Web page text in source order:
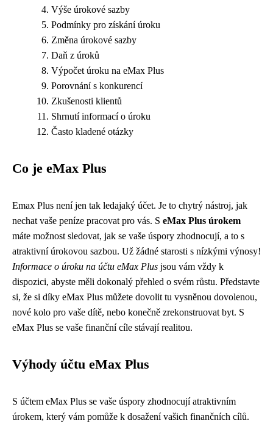
Výše úrokové sazby
Podmínky pro získání úroku
Změna úrokové sazby
Daň z úroků
Výpočet úroku na eMax Plus
Porovnání s konkurencí
Zkušenosti klientů
Shrnutí informací o úroku
Často kladené otázky
Co je eMax Plus
Emax Plus není jen tak ledajaký účet. Je to chytrý nástroj, jak
nechat vaše peníze pracovat pro vás. S eMax Plus úrokem
máte možnost sledovat, jak se vaše úspory zhodnocují, a to s
atraktivní úrokovou sazbou. Už žádné starosti s nízkými výnosy!
Informace o úroku na účtu eMax Plus jsou vám vždy k
dispozici, abyste měli dokonalý přehled o svém růstu. Představte
si, že si díky eMax Plus můžete dovolit tu vysněnou dovolenou,
nové kolo pro vaše dítě, nebo konečně zrekonstruovat byt. S
eMax Plus se vaše finanční cíle stávají realitou.
Výhody účtu eMax Plus
S účtem eMax Plus se vaše úspory zhodnocují atraktivním
úrokem, který vám pomůže k dosažení vašich finančních cílů.